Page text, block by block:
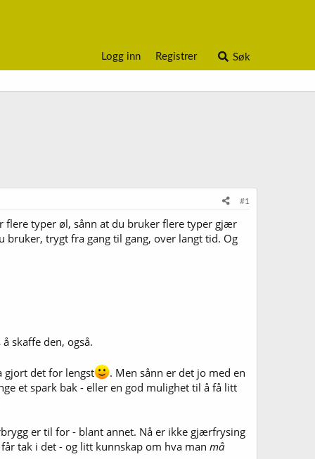
Logg inn Registrer Søk
#1
flere typer øl, sånn at du bruker flere typer gjær
trygt fra gang til gang, over langt tid. Og
skaffe den, også.
gjort det for lengst
. Men sånn er det jo med en
et spark bak - eller en god mulighet til å få litt
er til for - blant annet. Nå er ikke gjærfrysing
tak i det - og litt kunnskap om hva man må